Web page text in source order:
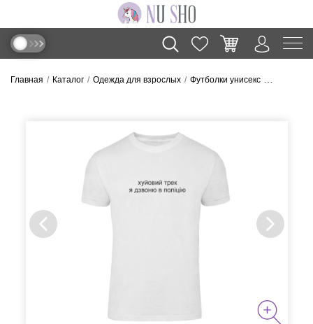
Главная Каталог Одежда для взрослых Футболки унисекс Футболка